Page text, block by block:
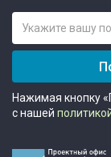
Нажимая кнопку
с нашей